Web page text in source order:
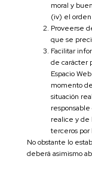
moral y
(iv) el
Proveerse
que se
Facilitar
de carácter
Espacio
momento
situación
realice y de
terceros
No obstante lo
deberá asimismo